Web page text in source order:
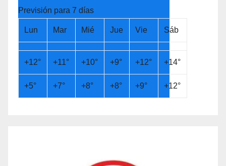
Previsión para 7 días
Lun Mar Mié Jue Vie Sáb
+12° +11° +10° +9° +12° +14°
+5° +7° +8° +8° +9° +12°